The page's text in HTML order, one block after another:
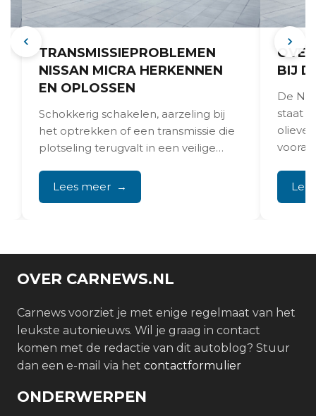
TRANSMISSIEPROBLEMEN
NISSAN MICRA HERKENNEN
EN OPLOSSEN
Schokkerig schakelen, aarzeling bij
het optrekken of een transmissie die
plotseling terugvalt in een veilige
Nissan...
Lees meer
BIJ
De
staat
vooral
OVER CARNEWS.NL
Carnews voorziet je met enige regelmaat van het
leukste autonieuws. Wil je graag in contact
komen met de redactie van dit autoblog? Stuur
dan een e-mail via het contactformulier
ONDERWERPEN